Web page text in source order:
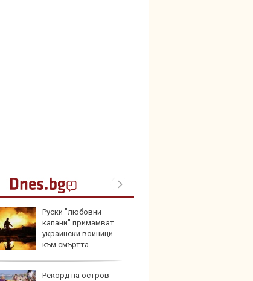
Руски "любовни
капани" примамват
украински войници
към смъртта
Рекорд на остров